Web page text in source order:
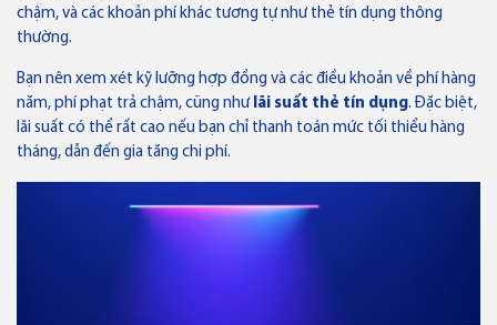
chậm, và các khoản phí khác tương tự như thẻ tín dụng thông
thường.
Bạn nên xem xét kỹ lưỡng hợp đồng và các điều khoản về phí hàng
năm, phí phạt trả chậm, cũng như lãi suất thẻ tín dụng. Đặc biệt,
lãi suất có thể rất cao nếu bạn chỉ thanh toán mức tối thiểu hàng
tháng, dẫn đến gia tăng chi phí.